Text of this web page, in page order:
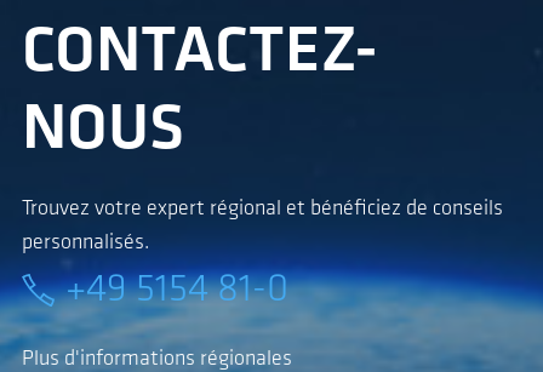
CONTACTEZ-
NOUS
Trouvez votre expert régional et bénéficiez de conseils
personnalisés.
+49 5154 81-0
Plus d'informations régionales